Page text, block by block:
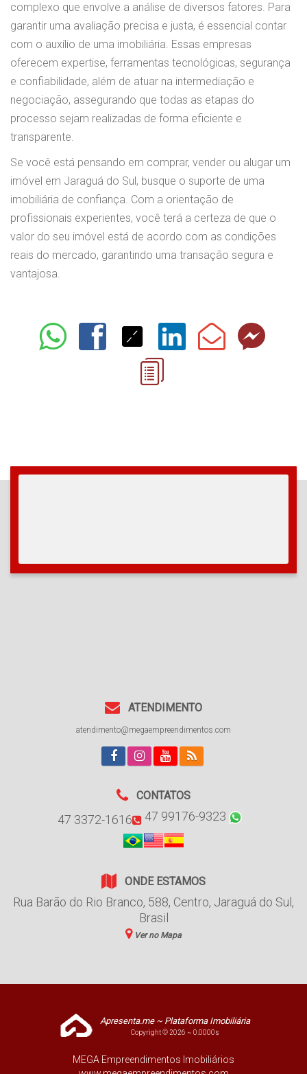
complexo que envolve a análise de diversos fatores. Para
garantir uma avaliação precisa e justa, é essencial contar
com o auxílio de uma imobiliária. Essas empresas
oferecem expertise, ferramentas tecnológicas, segurança
e confiabilidade, além de atuar na intermediação e
negociação, assegurando que todas as etapas do
processo sejam realizadas de forma eficiente e
transparente.
Se você está pensando em comprar, vender ou alugar um
imóvel em Jaraguá do Sul, busque o suporte de uma
imobiliária de confiança. Com a orientação de
profissionais experientes, você terá a certeza de que o
valor do seu imóvel está de acordo com as condições
reais do mercado, garantindo uma transação segura e
vantajosa.
ATENDIMENTO
atendimento@megaempreendimentos.com
CONTATOS
47 3372-1616 47 99176-9323
ONDE ESTAMOS
Rua Barão do Rio Branco, 588, Centro, Jaraguá do Sul ,
Brasil
Ver no Mapa
Apresenta.me ~ Plataforma Imobiliária
Copyright © 2026 ~ 0.0000s
MEGA Empreendimentos Imobiliários